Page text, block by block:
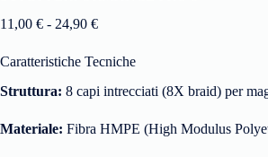
11,00 € - 24,90 €
Caratteristiche Tecniche
Struttura: 8 capi intrecciati (8X braid) per
Materiale: Fibra HMPE (High Modulus